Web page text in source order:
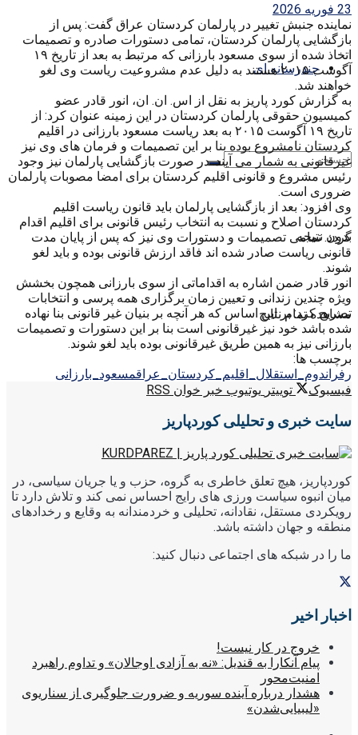
چندرسانه ای
بدون نتیجه
مشاهده تمام نتایج
23 فوریه 2026
نماینده‌ جنبش تغییر در پارلمان کردستان عراق گفت: پس از
بازگشایی پارلمان کردستان، تمامی دستورات صادره و تصمیمات
اتخاذ شده از سوی مسعود بارزانی که مرتبط به بعد از تاریخ ۱۹
آگوست ۲۰۱۵ هستند به دلیل عدم مشروعیت ریاست وی لغو
خواهند شد.
به گزارش کورد پاریز به نقل از اس. ان. ان، انور قادر عضو
کمیسیون حقوقی پارلمان کردستان در این زمینه عنوان کرد: از
تاریخ ۱۹ آگوست ۲۰۱۵ به بعد ریاست مسعود بارزانی در اقلیم
کردستان نامشروع بوده بنا بر این تصمیمات و فرمان های وی نیز
غیرقانونی به شمار می آیند. در صورت بازگشایی پارلمان نیز وجود
رئیس مشروع و قانونی اقلیم کردستان برای امضا مصوبات پارلمان
ضروری است.
وی افزود: بعد از بازگشایی پارلمان باید قانون ریاست اقلیم
کردستان اصلاح و نسبت به انتخاب رئیس قانونی برای اقلیم اقدام
گردد. تمامی تصمیمات و دستورات وی نیز که پس از پایان مدت
قانونی ریاست صادر شده اند فاقد ارزش قانونی بوده و باید لغو
شوند.
انور قادر ضمن اشاره به اقداماتی از سوی بارزانی همچون بخشش
ویژه چندین زندانی و تعیین زمان برگزاری همه پرسی و انتخابات
تصریح کرد: بر این اساس که هر آنچه بر بنیان غیر قانونی بنا نهاده
شده باشد خود نیز غیرقانونی است بنا بر این دستورات و تصمیمات
بارزانی نیز به همین طریق غیرقانونی بوده باید لغو شوند.
برچسب ها:
رفراندوم_استقلال_اقلیم_کردستان_عراقمسعود_بارزانی
فیسبوک
توییتر یوتیوب خبر خوان RSS
سایت خبری و تحلیلی کوردپاریز
کوردپاریز، هیچ تعلق خاطری به گروه، حزب و یا جریان سیاسی، در
میان انبوه سیاست ورزی های رایج احساس نمی کند و تلاش دارد تا
رویکردی مستقل، نقادانه، تحلیلی و خردمندانه به وقایع و رخدادهای
منطقه و جهان داشته باشد.
ما را در شبکه های اجتماعی دنبال کنید:
اخبار اخیر
خروج در کار نیست!
پیام آنکارا به قندیل: «نه به آزادی اوجالان» و تداوم راهبرد
امنیت‌محور
هشدار درباره آینده سوریه و ضرورت جلوگیری از سناریوی
«لیبیایی‌شدن»